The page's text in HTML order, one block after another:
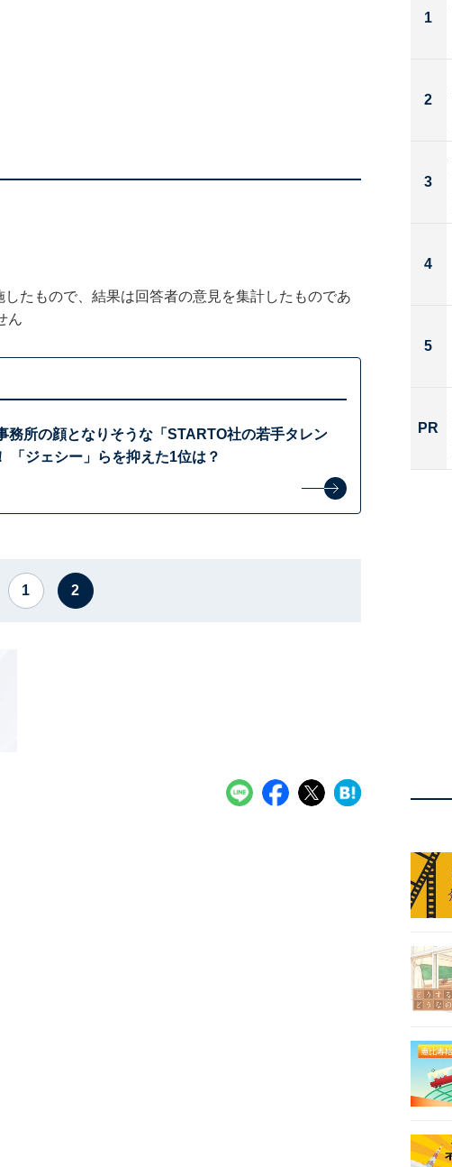
たもので、結果は回答者の意見を集計したものであ
ん
務所の顔となりそうな「STARTO社の若手タレン
「ジェシー」らを抑えた1位は？
1 2
1
2
3
4
5
PR